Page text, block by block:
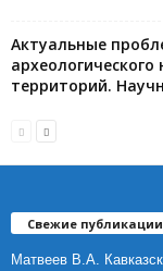
Актуальные
территорий.
Свежие публикации
Матвеев В.А.